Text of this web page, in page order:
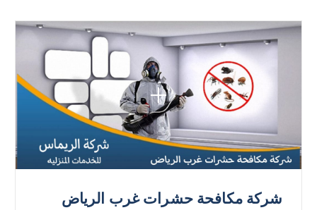
شركة مكافحة حشرات غرب الرياض